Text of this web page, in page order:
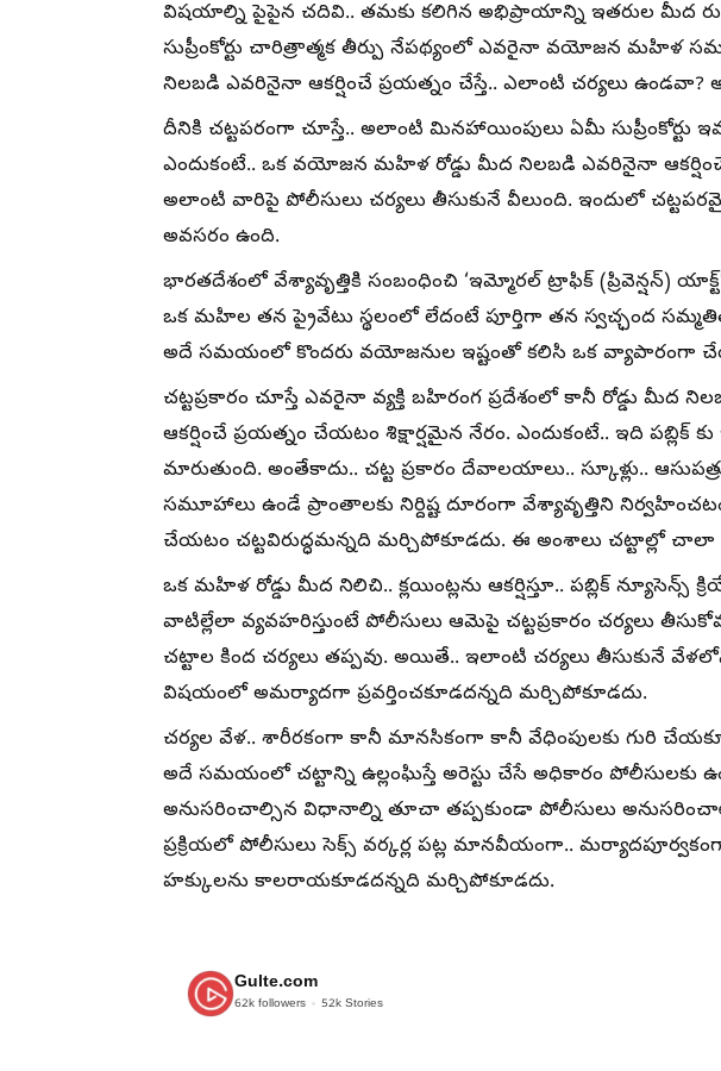
విషయాల్ని పైపైన చదివి.. తమకు కలిగిన అభిప్రాయాన్ని ఇతరుల మీద
సుప్రీంకోర్టు చారిత్రాత్మక తీర్పు నేపథ్యంలో ఎవరైనా వయోజన మహిళ
నిలబడి ఎవరినైనా ఆకర్షించే ప్రయత్నం చేస్తే.. ఎలాంటి చర్యలు ఉండవా?
దీనికి చట్టపరంగా చూస్తే.. అలాంటి మినహాయింపులు ఏమీ సుప్రీంకోర్టు
ఎందుకంటే.. ఒక వయోజన మహిళ రోడ్డు మీద నిలబడి ఎవరినైనా
అలాంటి వారిపై పోలీసులు చర్యలు తీసుకునే వీలుంది. ఇందులో
అవసరం ఉంది.
భారతదేశంలో వేశ్యావృత్తికి సంబంధించి ‘ఇమ్మోరల్ ట్రాఫిక్ (ప్రివెన్షన్)
ఒక మహిల తన ప్రైవేటు స్థలంలో లేదంటే పూర్తిగా తన స్వచ్ఛంద
అదే సమయంలో కొందరు వయోజనుల ఇష్టంతో కలిసి ఒక వ్యాపారంగా
చట్టప్రకారం చూస్తే ఎవరైనా వ్యక్తి బహిరంగ ప్రదేశంలో కానీ రోడ్డు
ఆకర్షించే ప్రయత్నం చేయటం శిక్షార్షమైన నేరం. ఎందుకంటే.. ఇది పబ్లిక్
మారుతుంది. అంతేకాదు.. చట్ట ప్రకారం దేవాలయాలు.. స్కూళ్లు..
సమూహాలు ఉండే ప్రాంతాలకు నిర్దిష్ట దూరంగా వేశ్యావృత్తిని
చేయటం చట్టవిరుద్ధమన్నది మర్చిపోకూడదు. ఈ అంశాలు చట్టాల్లో చాలా
ఒక మహిళ రోడ్డు మీద నిలిచి.. క్లయింట్లను ఆకర్షిస్తూ.. పబ్లిక్ న్యూసెన్స్
వాటిల్లేలా వ్యవహరిస్తుంటే పోలీసులు ఆమెపై చట్టప్రకారం చర్యలు
చట్టాల కింద చర్యలు తప్పవు. అయితే.. ఇలాంటి చర్యలు తీసుకునే
విషయంలో అమర్యాదగా ప్రవర్తించకూడదన్నది మర్చిపోకూడదు.
చర్యల వేళ.. శారీరకంగా కానీ మానసికంగా కానీ వేధింపులకు గురి
అదే సమయంలో చట్టాన్ని ఉల్లంఘిస్తే అరెస్టు చేసే అధికారం పోలీసులకు
అనుసరించాల్సిన విధానాల్ని తూచా తప్పకుండా పోలీసులు
ప్రక్రియలో పోలీసులు సెక్స్ వర్కర్ల పట్ల మానవీయంగా..
హక్కులను కాలరాయకూడదన్నది మర్చిపోకూడదు.
Gulte.com
62k followers 52k Stories